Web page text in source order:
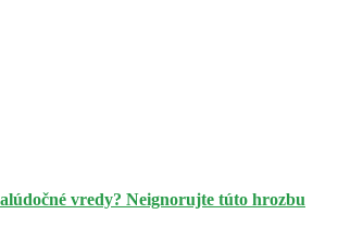
vredy? Neignorujte túto hrozbu